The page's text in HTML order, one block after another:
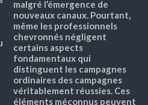
malgré l’émergence de
nouveaux canaux. Pourtant,
même les professionnels
chevronnés négligent
certains aspects
fondamentaux qui
distinguent les campagnes
ordinaires des campagnes
véritablement réussies. Ces
éléments méconnus peuvent